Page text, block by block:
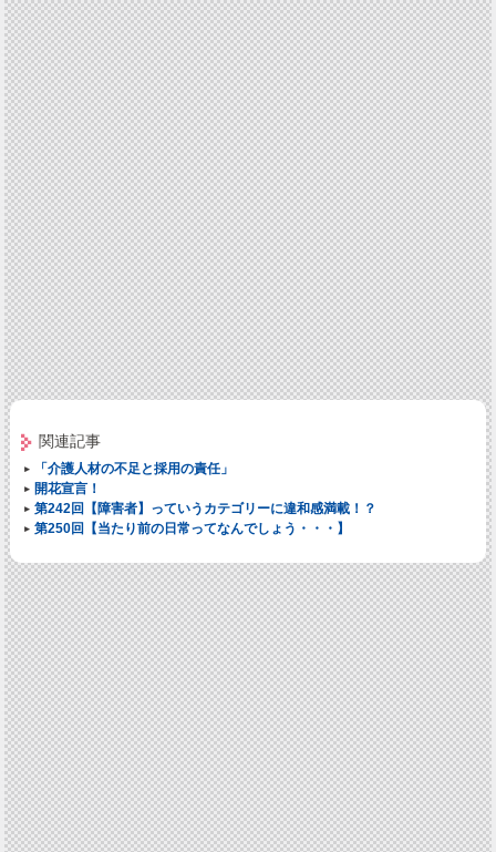
関連記事
「介護人材の不足と採用の責任」
開花宣言！
第242回【障害者】っていうカテゴリーに違和感満載！？
第250回【当たり前の日常ってなんでしょう・・・】